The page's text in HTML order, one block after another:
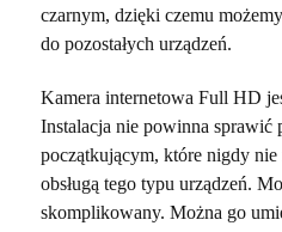
czarnym, dzięki czemu
do pozostałych urządzeń.
Kamera internetowa Full HD
Instalacja nie powinna sprawić
początkującym, które nigdy nie
obsługą tego typu urządzeń.
skomplikowany. Można go